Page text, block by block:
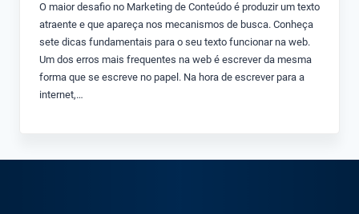
O maior desafio no Marketing de Conteúdo é produzir um texto
atraente e que apareça nos mecanismos de busca. Conheça
sete dicas fundamentais para o seu texto funcionar na web.
Um dos erros mais frequentes na web é escrever da mesma
forma que se escreve no papel. Na hora de escrever para a
internet,…